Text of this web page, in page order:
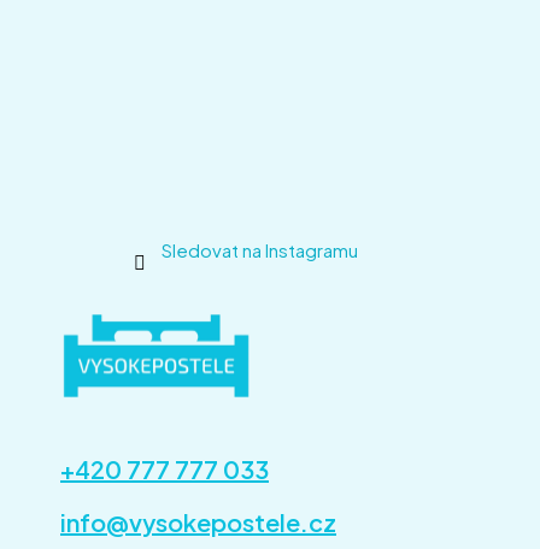
Sledovat na Instagramu
+420 777 777 033
info@vysokepostele.cz